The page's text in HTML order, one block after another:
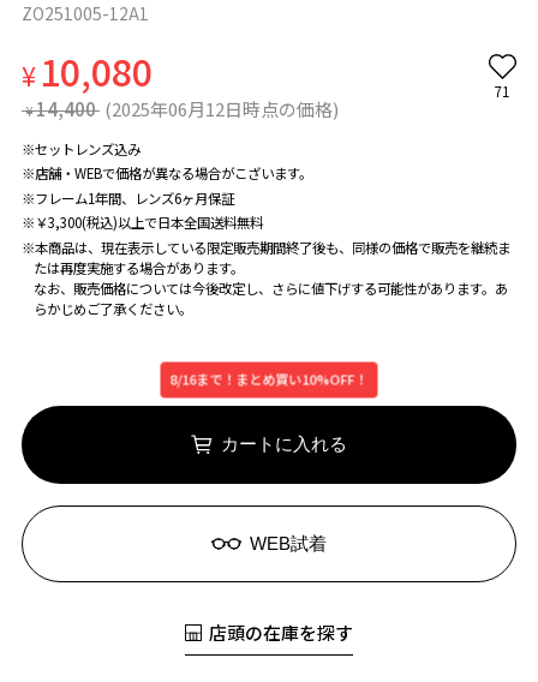
ZO251005-12A1
¥10,080
¥ 14,400 (2025年06月12日時点の価格)
71
※セットレンズ込み
※店舗・WEBで価格が異なる場合がこざいます。
※フレーム1年間、レンズ6ヶ月保証
※￥3,300(税込)以上で日本全国送料無料
※本商品は、現在表示している限定販売期間終了後も、同様の価格で販売を継続ま
たは再度実施する場合があります。
なお、販売価格については今後改定し、さらに値下げする可能性があります。あ
らかじめご了承ください。
8/16まで！まとめ買い10%OFF！
カートに入れる
WEB試着
店頭の在庫を探す